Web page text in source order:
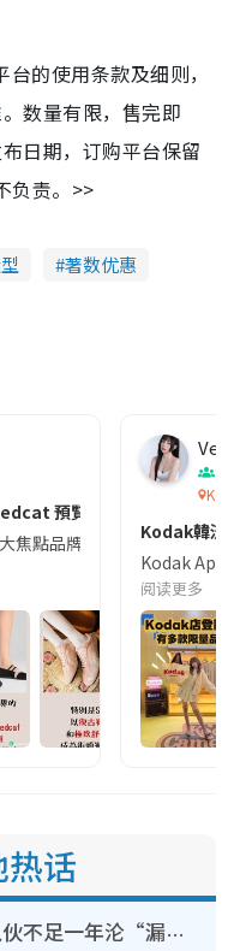
的使用条款及细则，
数量有限，售完即
日期，订购平台保留
负责。>>
著数优惠
預覽圖瘋傳中！全系列
焦點品牌！憑藉復刻品牌經
潮
Kodak韓流
Kodak
阅读更多
话
“居屋王”启德启悦苑入伙不足一年沦“漏水之王”！插座喷火花致大停电 多户业主全屋家电报废